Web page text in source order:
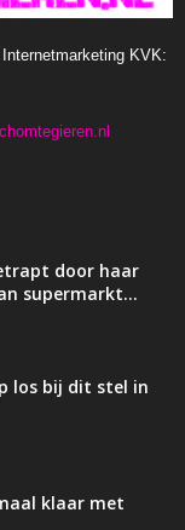
KVK:
door haar
supermarkt…
los bij dit stel in
klaar met